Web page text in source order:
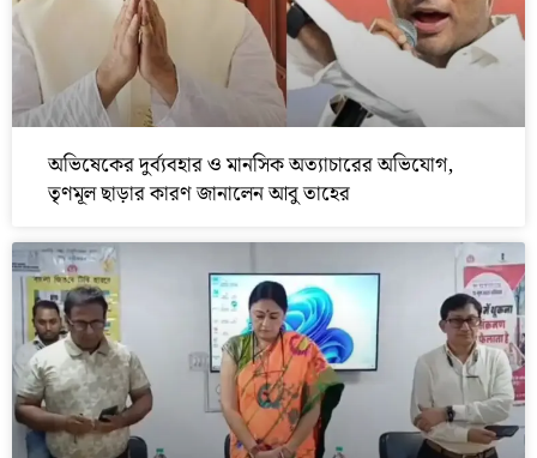
অভিষেকের দুর্ব্যবহার ও মানসিক অত্যাচারের অভিযোগ,
তৃণমূল ছাড়ার কারণ জানালেন আবু তাহের